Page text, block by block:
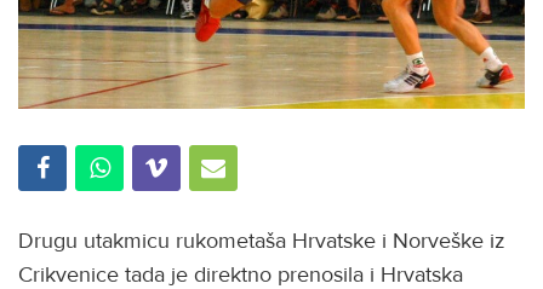
Drugu utakmicu rukometaša Hrvatske i Norveške iz
Crikvenice tada je direktno prenosila i Hrvatska